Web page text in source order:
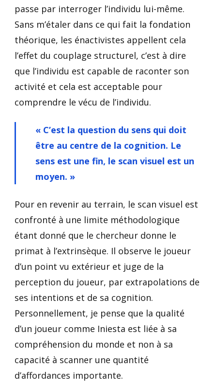
passe par interroger l’individu lui-même.
Sans m’étaler dans ce qui fait la fondation
théorique, les énactivistes appellent cela
l’effet du couplage structurel, c’est à dire
que l’individu est capable de raconter son
activité et cela est acceptable pour
comprendre le vécu de l’individu.
« C’est la question du sens qui doit
être au centre de la cognition. Le
sens est une fin, le scan visuel est un
moyen. »
Pour en revenir au terrain, le scan visuel est
confronté à une limite méthodologique
étant donné que le chercheur donne le
primat à l’extrinsèque. Il observe le joueur
d’un point vu extérieur et juge de la
perception du joueur, par extrapolations de
ses intentions et de sa cognition.
Personnellement, je pense que la qualité
d’un joueur comme Iniesta est liée à sa
compréhension du monde et non à sa
capacité à scanner une quantité
d’affordances importante.